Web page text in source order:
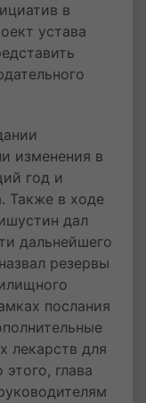
в
устава
изменения в
год и
Также в ходе
дал
дальнейшего
резервы
послания
лекарств для
глава